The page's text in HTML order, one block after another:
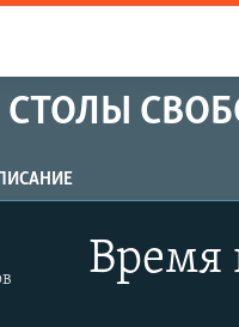
СТОЛЫ
Время